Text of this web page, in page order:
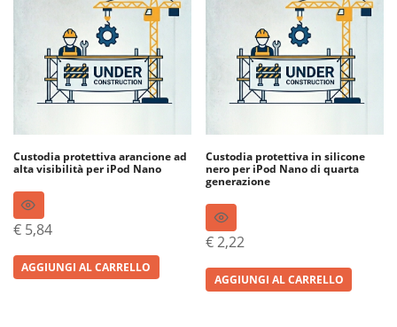
Custodia protettiva arancione ad
alta visibilità per iPod Nano
€ 5,84
AGGIUNGI AL CARRELLO
Custodia protettiva in silicone
nero per iPod Nano di quarta
generazione
€2,22
AGGIUNGI AL CARRELLO